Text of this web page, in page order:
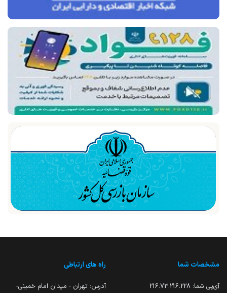
مشخصات شما
آی‌پی شما: 216.73.216.228
راه های ارتباطی
آدرس: تهران - میدان امام خمینی-